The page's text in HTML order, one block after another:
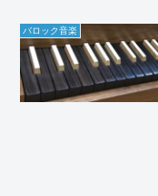
バロック音楽